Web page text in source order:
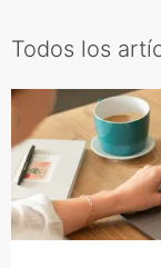
Todos los